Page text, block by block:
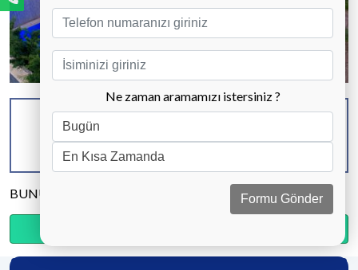
Tüm Fotoğrafları Göster
KAPASİTE
4 KİŞİ
BANYO & WC
2 ADET
YATAK ODASI
BUNU PAYLAŞ
Ne zaman aramamızı istersiniz ?
Formu Gönder